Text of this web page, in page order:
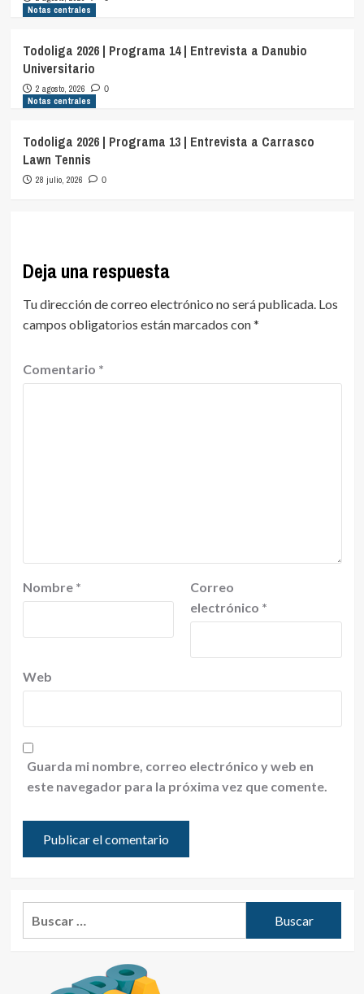
Notas centrales
Todoliga 2026 | Programa 14 | Entrevista a Danubio
Universitario
2 agosto, 2026 0
Notas centrales
Todoliga 2026 | Programa 13 | Entrevista a Carrasco
Lawn Tennis
28 julio, 2026 0
Deja una respuesta
Tu dirección de correo electrónico no será publicada. Los
campos obligatorios están marcados con*
Comentario *
Nombre *
Correo
electrónico *
Web
Guarda mi nombre, correo electrónico y web en
este navegador para la próxima vez que comente.